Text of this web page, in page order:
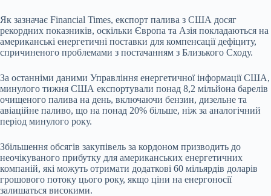
Як зазначає Financial Times, експорт палива з США досяг
рекордних показників, оскільки Європа та Азія покладаються на
американські енергетичні поставки для компенсації дефіциту,
спричиненого проблемами з постачанням з Близького Сходу.
За останніми даними Управління енергетичної інформації США,
минулого тижня США експортували понад 8,2 мільйона барелів
очищеного палива на день, включаючи бензин, дизельне та
авіаційне паливо, що на понад 20% більше, ніж за аналогічний
період минулого року.
Збільшення обсягів закупівель за кордоном призводить до
неочікуваного прибутку для американських енергетичних
компаній, які можуть отримати додаткові 60 мільярдів доларів
грошового потоку цього року, якщо ціни на енергоносії
залишаться високими.